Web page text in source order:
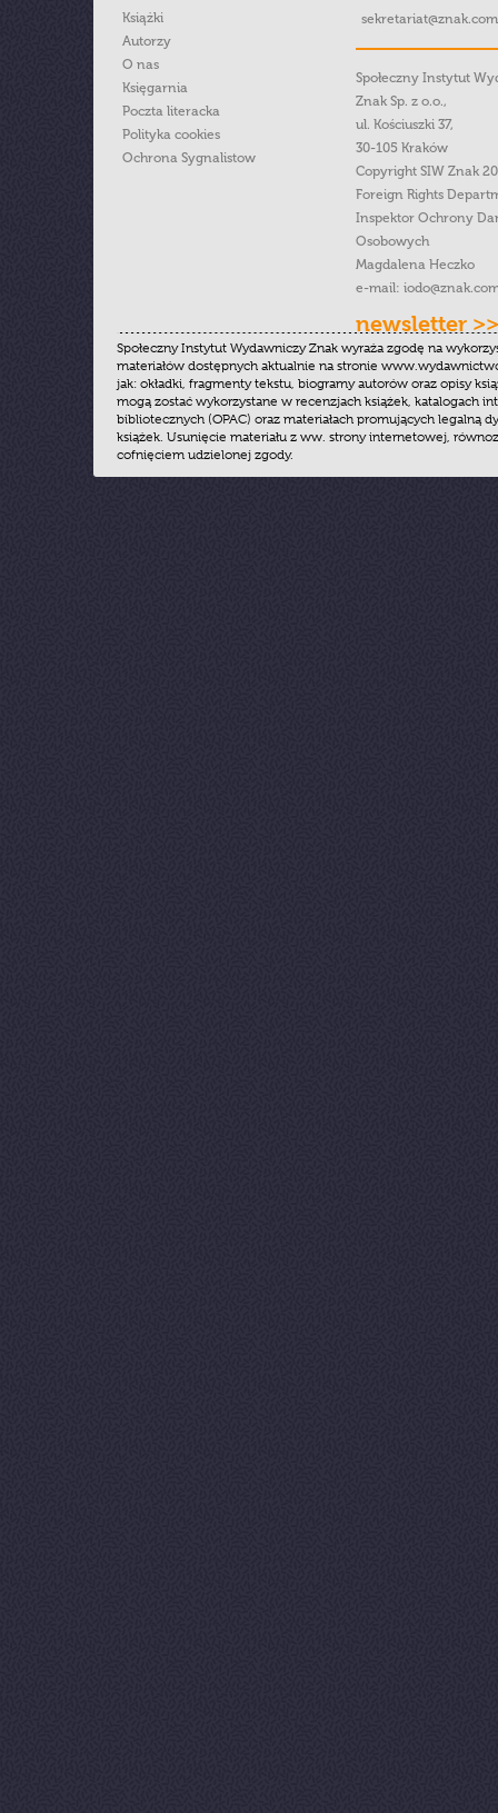
Książki
Autorzy
O nas
Księgarnia
Poczta literacka
Polityka cookies
Ochrona Sygnalistow
Społeczny Instytut
Znak Sp. z o.o.,
ul. Kościuszki 37,
30-105 Kraków
Copyright SIW Znak
Foreign Rights
Inspektor Ochrony
Osobowych
Magdalena Heczko
e-mail:
newsletter >>
Społeczny Instytut Wydawniczy Znak wyraża zgodę na
materiałów dostępnych aktualnie na stronie
jak: okładki, fragmenty tekstu, biogramy autorów oraz opisy
mogą zostać wykorzystane w recenzjach książek, katalogach
bibliotecznych (OPAC) oraz materiałach promujących legalną
książek. Usunięcie materiału z ww. strony internetowej,
cofnięciem udzielonej zgody.